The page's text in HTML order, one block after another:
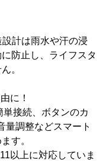
設計は雨水や汗の浸
防止し、ライフスタ
。
に！
接続、ボタンのカ
量調整などスマート
す。
以上に対応していま